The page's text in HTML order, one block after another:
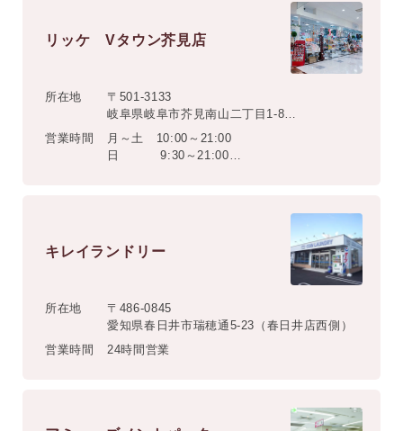
リッケ Vタウン芥見店
所在地
〒501-3133
岐阜県岐阜市芥見南山二丁目1-8
バロー芥見店 1階
営業時間
月～土 10:00～21:00
日 9:30～21:00
キレイランドリー
所在地
〒486-0845
愛知県春日井市瑞穂通5-23（春日井店西側）
営業時間
24時間営業